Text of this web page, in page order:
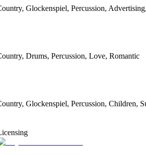
Glockenspiel, Percussion,
Drums, Percussion, Love, Romantic
Glockenspiel, Percussion, Children,